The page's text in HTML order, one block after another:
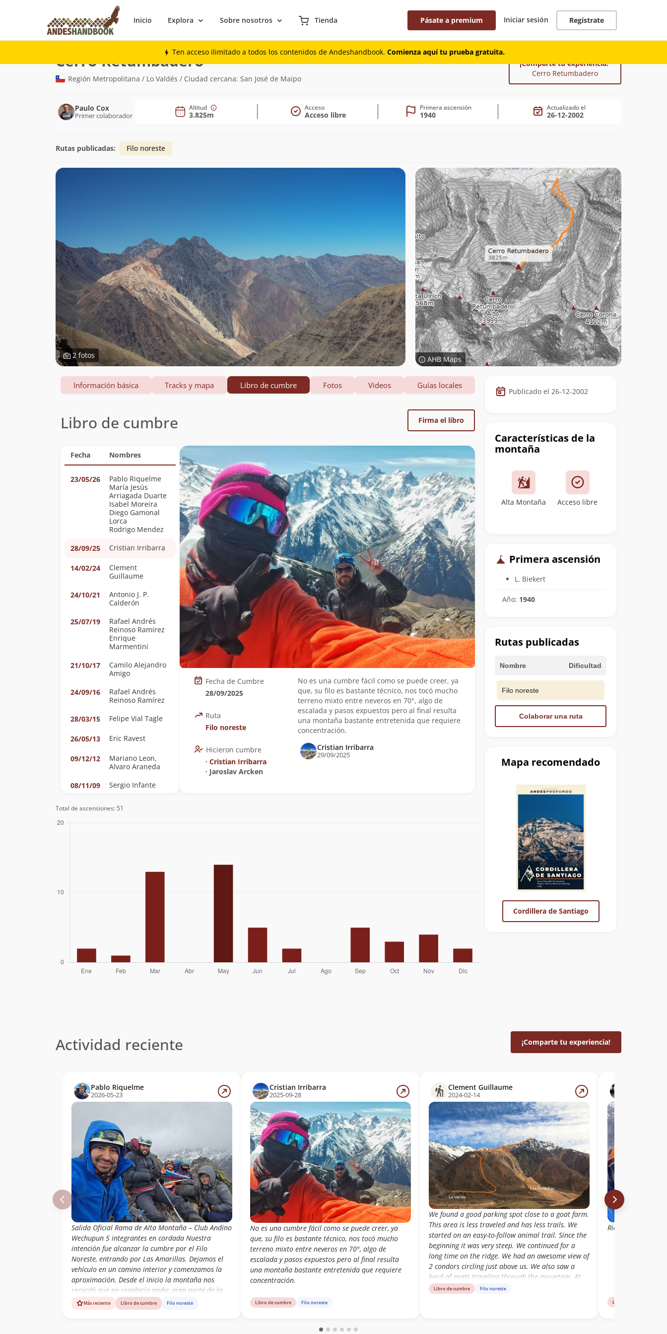
Inicio Explora Sobre nosotros Tienda Pásate a premium Iniciar sesión Regístrate
Ten acceso ilimitado a todos los contenidos de Andeshandbook. Comienza aquí tu prueba gratuita.
Montaña
Cerro Retumbadero(3.825m)
Región Metropolitana / Lo Valdés / Ciudad cercana: San José de Maipo
¡Comparte tu experiencia!
Cerro Retumbadero
Paulo Cox
Primer colaborador
Altitud
3.825m
Acceso
Acceso libre
Primera ascensión
1940
Actualizado el
26-12-2002
Rutas publicadas: Filo noreste
2 fotos AHB Maps
Datos
de
cumbre
Publicado el 26-12-2002
Características de la
montaña
Alta Montaña Acceso libre
Primera ascensión
L. Biekert
Año: 1940
Rutas publicadas
Nombre Dificultad
Filo noreste
Colaborar una ruta
Mapa recomendado
Cordillera de Santiago
Información básica Tracks y mapa Libro de cumbre Fotos Videos Guías locales
Libro de cumbre Firma el libro
Fecha Nombres
23/05/26
Pablo Riquelme
María Jesús
Arriagada Duarte
Isabel Moreira
Diego Gamonal
Lorca
Rodrigo Mendez
28/09/25
Cristian Irribarra
14/02/24
Clement
Guillaume
24/10/21
Antonio J. P.
Calderón
25/07/19
Rafael Andrés
Reinoso Ramírez
Enrique
Marmentini
21/10/17
Camilo Alejandro
Amigo
24/09/16
Rafael Andrés
Reinoso Ramírez
28/03/15
Felipe Vial Tagle
26/05/13 Eric Ravest
09/12/12
Mariano Leon,
Alvaro Araneda
08/11/09
Sergio Infante
06/06/09 Sven Gleisner
01/03/01
Nelson
Maldonado, Jaime
Fecha de Cumbre
28/09/2025
Ruta
Filo noreste
Hicieron cumbre
∙ Cristian Irribarra
∙ Jaroslav Arcken
No es una cumbre fácil como se puede creer, ya
que, su filo es bastante técnico, nos tocó mucho
terreno mixto entre neveros en 70°, algo de
escalada y pasos expuestos pero al final resulta
una montaña bastante entretenida que requiere
concentración.
Cristian Irribarra
29/09/2025
Total de ascensiones: 51
Actividad reciente ¡Comparte tu experiencia!
Pablo Riquelme
2026-05-23
Salida Oficial Rama de Alta Montaña – Club Andino
Wechupun 5 integrantes en cordada Nuestra
intención fue alcanzar la cumbre por el Filo
Noreste, entrando por Las Amarillas. Dejamos el
vehículo en un camino interior y comenzamos la
aproximación. Desde el inicio la montaña nos
recordó que no regalaría nada: gran parte de la
ruta no tenía sendero definido, por lo que
avanzamos abriendo camino a pura experiencia y
Más reciente Libro de cumbre Filo noreste
Cristian Irribarra
2025-09-28
No es una cumbre fácil como se puede creer, ya
que, su filo es bastante técnico, nos tocó mucho
terreno mixto entre neveros en 70°, algo de
escalada y pasos expuestos pero al final resulta
una montaña bastante entretenida que requiere
concentración.
Libro de cumbre Filo noreste
Clement Guillaume
2024-02-14
We found a good parking spot close to a goat farm.
This area is less traveled and has less trails. We
started on an easy-to-follow animal trail. Since the
beginning it was very steep. We continued for a
long time on the ridge. We had an awesome view of
2 condors circling just above us. We also saw a
herd of goats traveling through the mountain. At
one point we started sidehilling to the right of the
Libro de cumbre Filo noreste
Rico cerrito , filo
Libro de cumbre